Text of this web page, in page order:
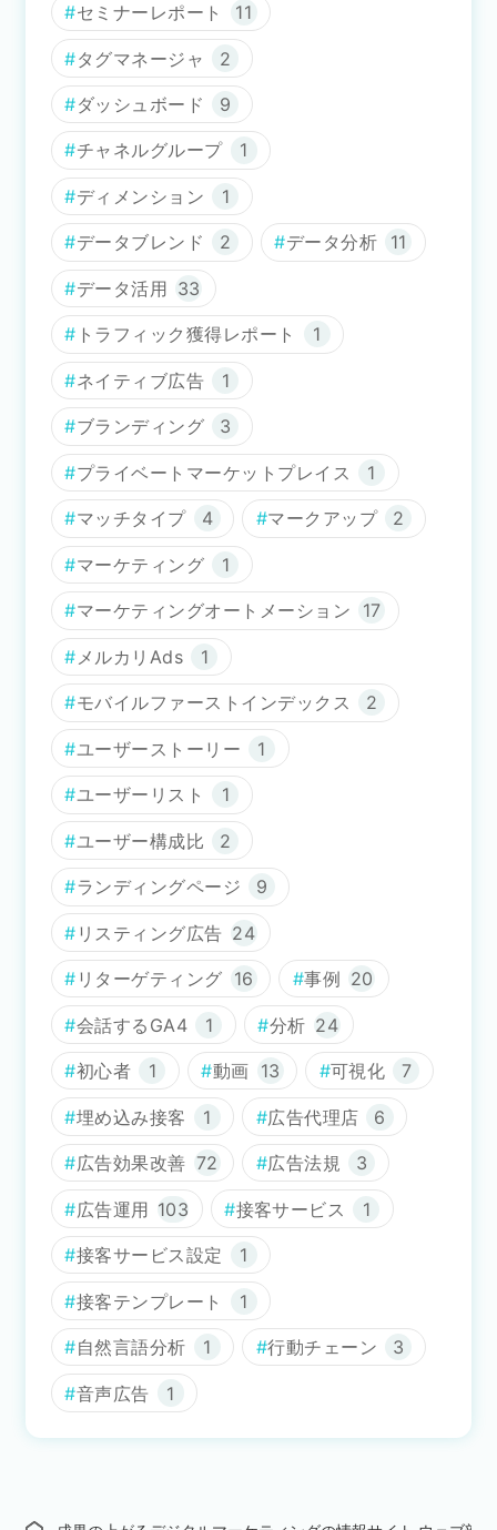
セミナーレポート 11
タグマネージャ 2
ダッシュボード 9
チャネルグループ 1
ディメンション 1
データブレンド 2 データ分析 11
データ活用 33
トラフィック獲得レポート 1
ネイティブ広告 1
ブランディング 3
プライベートマーケットプレイス 1
マッチタイプ 4 マークアップ 2
マーケティング 1
マーケティングオートメーション 17
メルカリAds 1
モバイルファーストインデックス 2
ユーザーストーリー 1
ユーザーリスト 1
ユーザー構成比 2
ランディングページ 9
リスティング広告 24
リターゲティング 16 事例 20
会話するGA4 1 分析 24
初心者 1 動画 13 可視化 7
埋め込み接客 1 広告代理店 6
広告効果改善 72 広告法規 3
広告運用 103 接客サービス 1
接客サービス設定 1
接客テンプレート 1
自然言語分析 1 行動チェーン 3
音声広告 1